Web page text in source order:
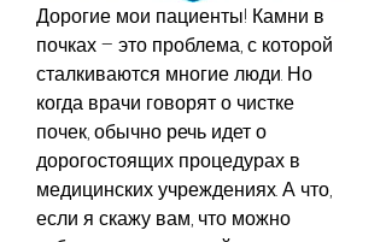
Дорогие мои пациенты! Камни в
почках – это проблема, с которой
сталкиваются многие люди. Но
когда врачи говорят о чистке
почек, обычно речь идет о
дорогостоящих процедурах в
медицинских учреждениях. А что,
если я скажу вам, что можно